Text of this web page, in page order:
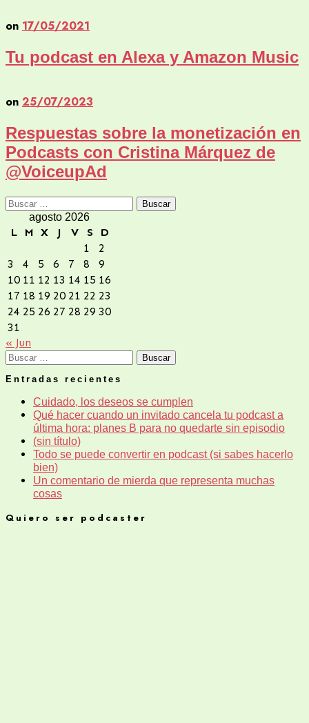
on 17/05/2021
Tu podcast en Alexa y Amazon Music
on 25/07/2023
Respuestas sobre la monetización en
Podcasts con Cristina Márquez de
@VoiceupAd
Buscar:
agosto 2026
L M X J V S
D
1
2
3
4 5 6 7 8
9
10 11 12 13 14 15 16
17 18 19 20 21 22 23
24 25 26 27 28 29 30
31
« Jun
Buscar:
Entradas recientes
Cuidado, los deseos se cumplen
Qué hacer cuando un invitado cancela tu podcast a
última hora: planes B para no quedarte sin episodio
(sin título)
Todo se puede convertir en podcast (si sabes hacerlo
bien)
Un comentario de mierda que representa muchas
cosas
Quiero ser podcaster